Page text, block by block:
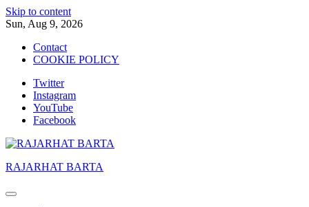
Skip to content
Sun, Aug 9, 2026
Contact
COOKIE POLICY
Twitter
Instagram
YouTube
Facebook
RAJARHAT BARTA